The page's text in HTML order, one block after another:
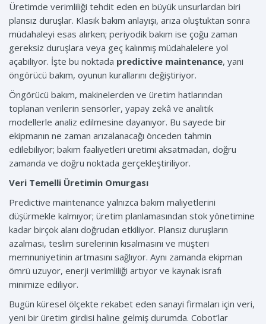
Üretimde verimliliği tehdit eden en büyük unsurlardan biri
plansız duruşlar. Klasik bakım anlayışı, arıza oluştuktan sonra
müdahaleyi esas alırken; periyodik bakım ise çoğu zaman
gereksiz duruşlara veya geç kalınmış müdahalelere yol
açabiliyor. İşte bu noktada predictive maintenance, yani
öngörücü bakım, oyunun kurallarını değiştiriyor.
Öngörücü bakım, makinelerden ve üretim hatlarından
toplanan verilerin sensörler, yapay zekâ ve analitik
modellerle analiz edilmesine dayanıyor. Bu sayede bir
ekipmanın ne zaman arızalanacağı önceden tahmin
edilebiliyor; bakım faaliyetleri üretimi aksatmadan, doğru
zamanda ve doğru noktada gerçekleştiriliyor.
Veri Temelli Üretimin Omurgası
Predictive maintenance yalnızca bakım maliyetlerini
düşürmekle kalmıyor; üretim planlamasından stok yönetimine
kadar birçok alanı doğrudan etkiliyor. Plansız duruşların
azalması, teslim sürelerinin kısalmasını ve müşteri
memnuniyetinin artmasını sağlıyor. Aynı zamanda ekipman
ömrü uzuyor, enerji verimliliği artıyor ve kaynak israfı
minimize ediliyor.
Bugün küresel ölçekte rekabet eden sanayi firmaları için veri,
yeni bir üretim girdisi haline gelmiş durumda. Cobot’lar